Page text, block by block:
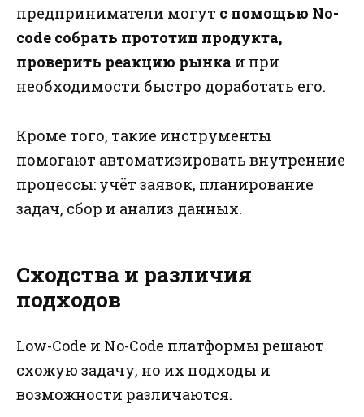
предприниматели могут с помощью No-
code собрать прототип продукта,
проверить реакцию рынка и при
необходимости быстро доработать его.
Кроме того, такие инструменты
помогают автоматизировать внутренние
процессы: учёт заявок, планирование
задач, сбор и анализ данных.
Сходства и различия
подходов
Low-Code и No-Code платформы решают
схожую задачу, но их подходы и
возможности различаются.